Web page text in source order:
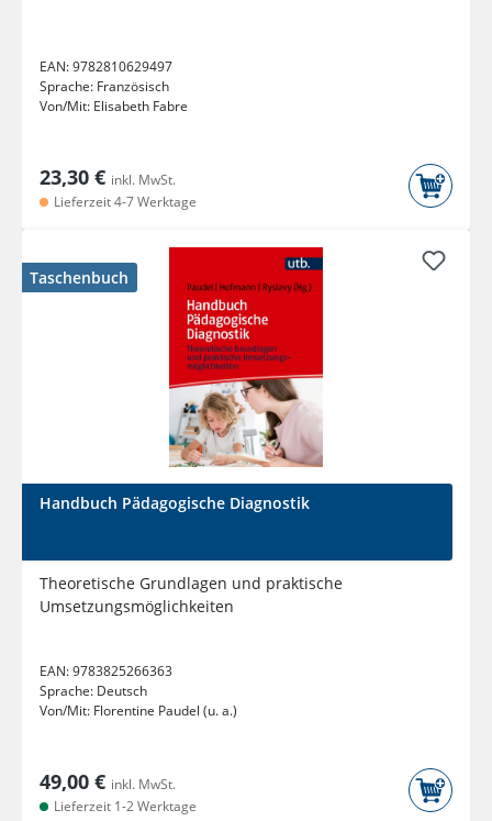
EAN:9782810629497
Sprache: Französisch
Von/Mit: Elisabeth Fabre
23,30 € inkl. MwSt.
Lieferzeit 4-7 Werktage
Taschenbuch
Handbuch Pädagogische Diagnostik
Theoretische Grundlagen und praktische
Umsetzungsmöglichkeiten
EAN:9783825266363
Sprache: Deutsch
Von/Mit: Florentine Paudel (u. a.)
49,00 € inkl. MwSt.
Lieferzeit 1-2 Werktage